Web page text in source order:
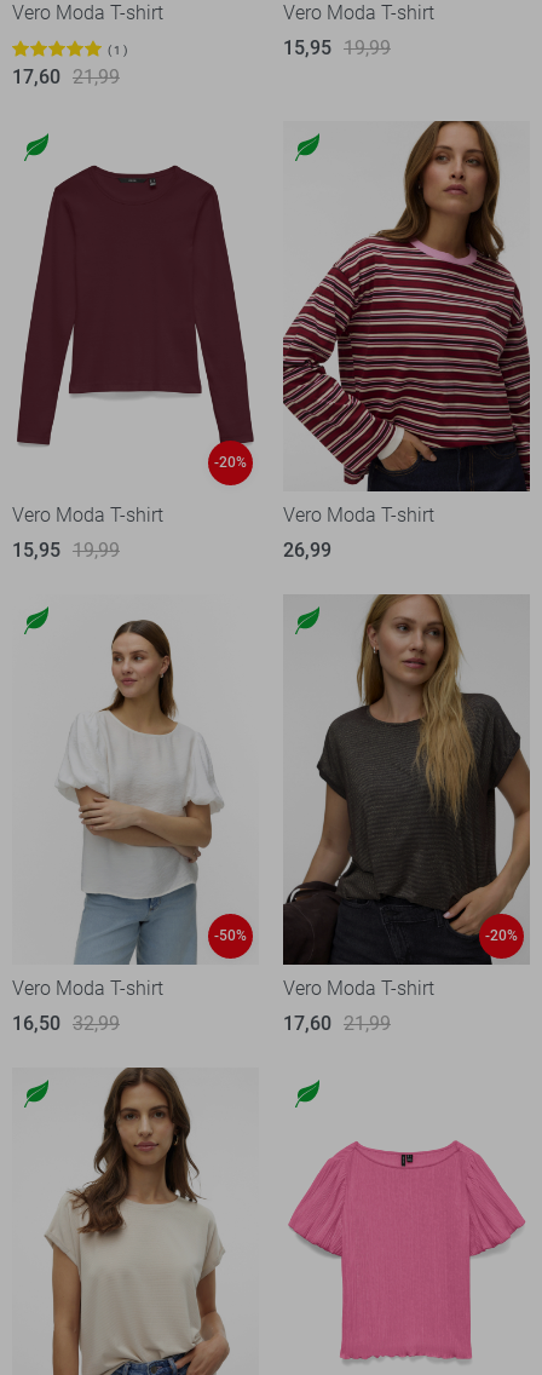
Vero Moda T-shirt
1
17,60 21,99
Vero Moda T-shirt
15,95 19,99
-20%
Vero Moda T-shirt
15,95 19,99
Vero Moda T-shirt
26,99
-50%
Vero Moda T-shirt
16,50 32,99
-20%
Vero Moda T-shirt
17,60 21,99